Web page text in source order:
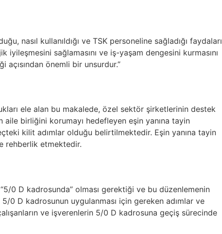
nasıl kullanıldığı ve TSK personeline sağladığı faydaları
sağlamasını ve iş-yaşam dengesini kurmasını
açısından önemli bir unsurdur.”
ele alan bu makalede, özel sektör şirketlerinin destek
aile birliğini korumayı hedefleyen eşin yanına tayin
kilit adımlar olduğu belirtilmektedir. Eşin yanına tayin
rehberlik etmektedir.
0 D kadrosunda” olması gerektiği ve bu düzenlemenin
0 D kadrosunun uygulanması için gereken adımlar ve
ve işverenlerin 5/0 D kadrosuna geçiş sürecinde